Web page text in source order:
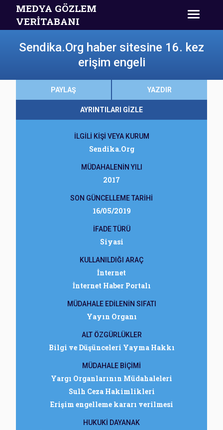
MEDYA GÖZLEM
VERİTABANI
Sendika.Org haber sitesine 16. kez
erişim engeli
PAYLAŞ YAZDIR
AYRINTILARI GİZLE
İLGİLİ KİŞİ VEYA KURUM
Sendika.Org
MÜDAHALENİN YILI
2017
SON GÜNCELLEME TARİHİ
16/05/2019
İFADE TÜRÜ
Siyasi
KULLANILDIĞI ARAÇ
İnternet
İnternet Haber Portalı
MÜDAHALE EDİLENİN SIFATI
Yayın Organı
ALT ÖZGÜRLÜKLER
Bilgi ve Düşünceleri Yayma Hakkı
MÜDAHALE BİÇİMİ
Yargı Organlarının Müdahaleleri
Sulh Ceza Hakimlikleri
Erişim engelleme kararı verilmesi
HUKUKİ DAYANAK